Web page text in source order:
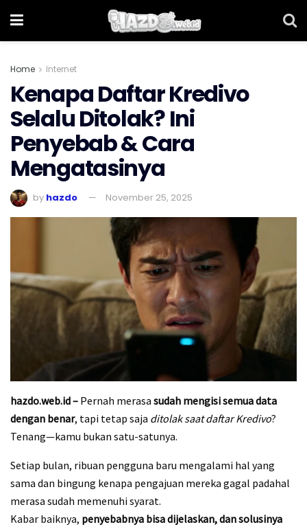
Home Internet
Kenapa Daftar Kredivo
Selalu Ditolak? Ini
Penyebab & Cara
Mengatasinya
by hazdo November 25, 2025
hazdo.web.id – Pernah merasa sudah mengisi semua data
dengan benar, tapi tetap saja ditolak saat daftar Kredivo?
Tenang—kamu bukan satu-satunya.
Setiap bulan, ribuan pengguna baru mengalami hal yang
sama dan bingung kenapa pengajuan mereka gagal padahal
merasa sudah memenuhi syarat.
Kabar baiknya, penyebabnya bisa dijelaskan, dan solusinya